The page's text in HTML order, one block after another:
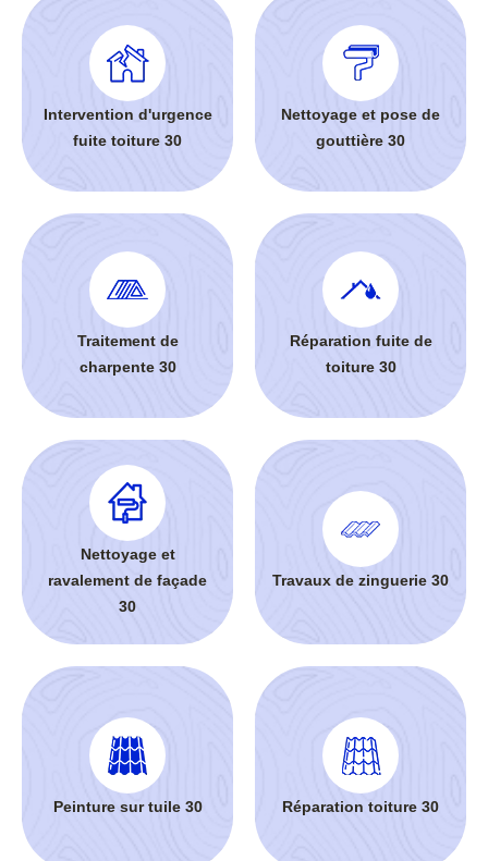
Intervention d'urgence
fuite toiture 30
Nettoyage et pose de
gouttière 30
Traitement de
charpente 30
Réparation fuite de
toiture 30
Nettoyage et
ravalement de façade
30
Travaux de zinguerie 30
Peinture sur tuile 30 Réparation toiture 30